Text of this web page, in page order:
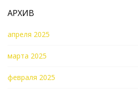
АРХИВ
апреля 2025
марта 2025
февраля 2025